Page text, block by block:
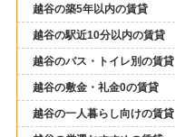
越谷の築5年以内の賃貸
越谷の駅近10分以内の賃貸
越谷のバス・トイレ別の賃貸
越谷の敷金・礼金0の賃貸
越谷の一人暮らし向けの賃貸